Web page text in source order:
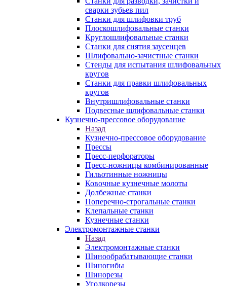
сварки зубьев пил
Станки для шлифовки труб
Плоскошлифовальные станки
Круглошлифовальные станки
Станки для снятия заусенцев
Шлифовально-зачистные станки
Стенды для испытания шлифовальных
кругов
Станки для правки шлифовальных
кругов
Внутришлифовальные станки
Подвесные шлифовальные станки
Кузнечно-прессовое оборудование
Назад
Кузнечно-прессовое оборудование
Прессы
Пресс-перфораторы
Пресс-ножницы комбинированные
Гильотинные ножницы
Ковочные кузнечные молоты
Долбежные станки
Поперечно-строгальные станки
Клепальные станки
Кузнечные станки
Электромонтажные станки
Назад
Электромонтажные станки
Шинообрабатывающие станки
Шиногибы
Шинорезы
Уголкорезы